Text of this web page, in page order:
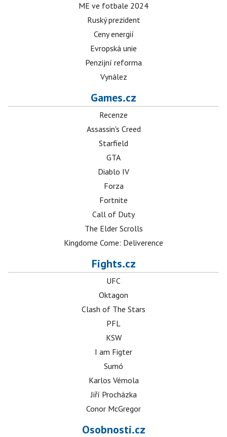
ME ve fotbale 2024
Ruský prezident
Ceny energií
Evropská unie
Penzijní reforma
Vynález
Games.cz
Recenze
Assassin's Creed
Starfield
GTA
Diablo IV
Forza
Fortnite
Call of Duty
The Elder Scrolls
Kingdome Come: Deliverence
Fights.cz
UFC
Oktagon
Clash of The Stars
PFL
KSW
I am Figter
Sumó
Karlos Vémola
Jiří Procházka
Conor McGregor
Osobnosti.cz